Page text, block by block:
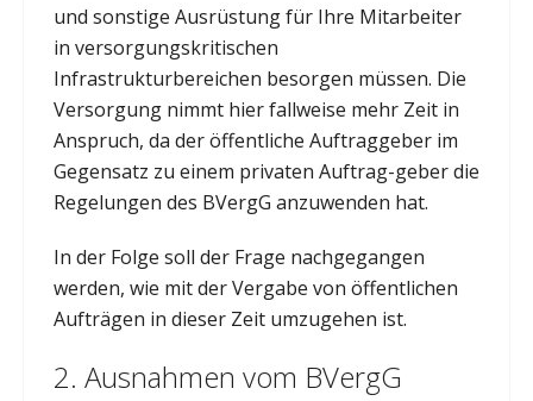
und sonstige Ausrüstung für Ihre Mitarbeiter
in versorgungskritischen
Infrastrukturbereichen besorgen müssen. Die
Versorgung nimmt hier fallweise mehr Zeit in
Anspruch, da der öffentliche Auftraggeber im
Gegensatz zu einem privaten Auftrag-geber die
Regelungen des BVergG anzuwenden hat.
In der Folge soll der Frage nachgegangen
werden, wie mit der Vergabe von öffentlichen
Aufträgen in dieser Zeit umzugehen ist.
2. Ausnahmen vom BVergG